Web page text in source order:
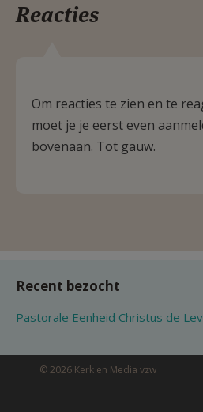
Reacties
Om reacties te zien en te
moet je je eerst even
bovenaan. Tot gauw.
Recent bezocht
Pastorale Eenheid Christus de
© 2026 Kerk en Media vzw